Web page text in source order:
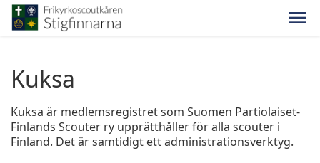
Kuksa
Kuksa är medlemsregistret som Suomen Partiolaiset-
Finlands Scouter ry upprätthåller för alla scouter i
Finland. Det är samtidigt ett administrationsverktyg.